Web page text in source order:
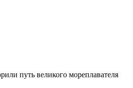
путь великого мореплавателя